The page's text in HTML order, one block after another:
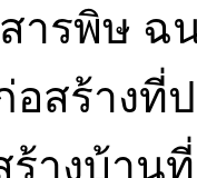
ารพิษ
สร้างที่
ร้างบ้าน